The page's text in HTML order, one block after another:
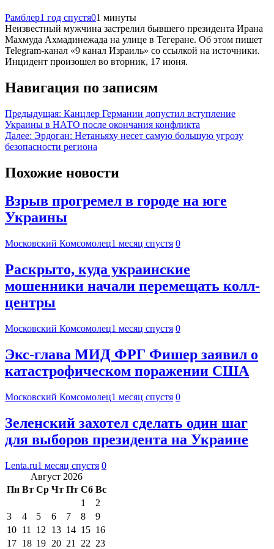
Рамблер1 год спустя01 минуты
Неизвестный мужчина застрелил бывшего президента Ирана
Махмуда Ахмадинежада на улице в Тегеране. Об этом пишет
Telegram-канал «9 канал Израиль» со ссылкой на источники.
Инцидент произошел во вторник, 17 июня.
Навигация по записям
Предыдущая: Канцлер Германии допустил вступление
Украины в НАТО после окончания конфликта
Далее: Эрдоган: Нетаньяху несет самую большую угрозу
безопасности региона
Похожие новости
Взрыв прогремел в городе на юге
Украины
Московский Комсомолец1 месяц спустя 0
Раскрыто, куда украинские
мошенники начали перемещать колл-
центры
Московский Комсомолец1 месяц спустя 0
Экс-глава МИД ФРГ Фишер заявил о
катастрофическом поражении США
Московский Комсомолец1 месяц спустя 0
Зеленский захотел сделать один шаг
для выборов президента на Украине
Lenta.ru1 месяц спустя 0
Август 2026
Пн Вт Ср Чт Пт Сб Вс
1
2
3
4 5 6 7 8
9
10 11 12 13 14 15 16
17 18 19 20 21 22 23